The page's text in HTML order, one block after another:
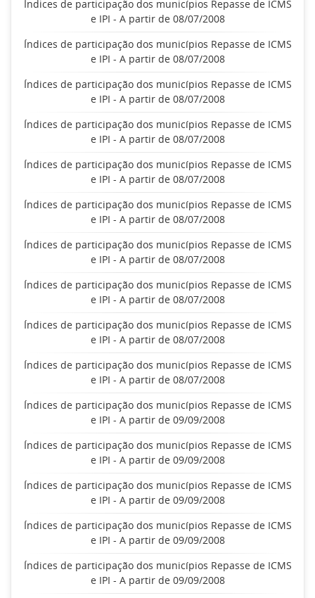
Índices de participação dos municípios Repasse de ICMS
e IPI - A partir de 08/07/2008
Índices de participação dos municípios Repasse de ICMS
e IPI - A partir de 08/07/2008
Índices de participação dos municípios Repasse de ICMS
e IPI - A partir de 08/07/2008
Índices de participação dos municípios Repasse de ICMS
e IPI - A partir de 08/07/2008
Índices de participação dos municípios Repasse de ICMS
e IPI - A partir de 08/07/2008
Índices de participação dos municípios Repasse de ICMS
e IPI - A partir de 08/07/2008
Índices de participação dos municípios Repasse de ICMS
e IPI - A partir de 08/07/2008
Índices de participação dos municípios Repasse de ICMS
e IPI - A partir de 08/07/2008
Índices de participação dos municípios Repasse de ICMS
e IPI - A partir de 08/07/2008
Índices de participação dos municípios Repasse de ICMS
e IPI - A partir de 08/07/2008
Índices de participação dos municípios Repasse de ICMS
e IPI - A partir de 09/09/2008
Índices de participação dos municípios Repasse de ICMS
e IPI - A partir de 09/09/2008
Índices de participação dos municípios Repasse de ICMS
e IPI - A partir de 09/09/2008
Índices de participação dos municípios Repasse de ICMS
e IPI - A partir de 09/09/2008
Índices de participação dos municípios Repasse de ICMS
e IPI - A partir de 09/09/2008